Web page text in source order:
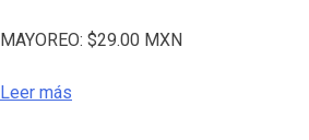
MAYOREO: $29.00 MXN
Leer más